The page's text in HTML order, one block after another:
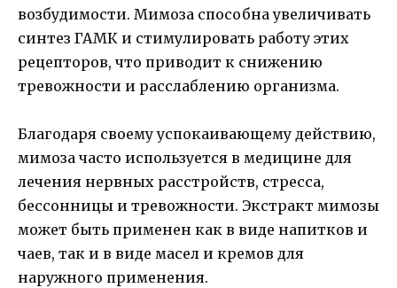
возбудимости. Мимоза способна увеличивать
синтез ГАМК и стимулировать работу этих
рецепторов, что приводит к снижению
тревожности и расслаблению организма.
Благодаря своему успокаивающему действию,
мимоза часто используется в медицине для
лечения нервных расстройств, стресса,
бессонницы и тревожности. Экстракт мимозы
может быть применен как в виде напитков и
чаев, так и в виде масел и кремов для
наружного применения.